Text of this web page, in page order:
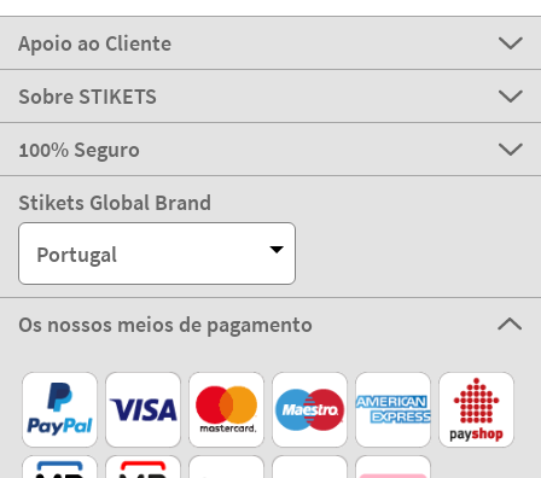
Apoio ao Cliente
Sobre STIKETS
100% Seguro
Stikets Global Brand
Portugal
Os nossos meios de pagamento